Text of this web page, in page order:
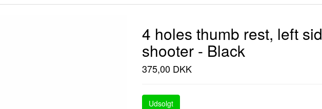
4 holes thumb rest, left
shooter - Black
375,00 DKK
Udsolgt